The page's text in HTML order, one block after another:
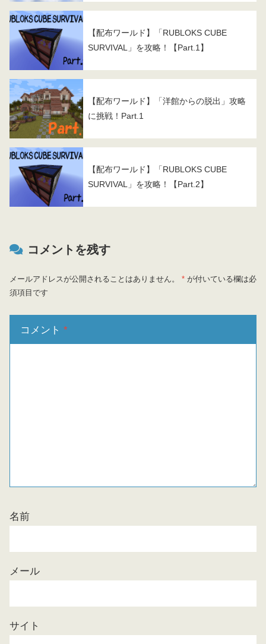
【配布ワールド】「RUBLOKS CUBE
SURVIVAL」を攻略！【Part.1】
【配布ワールド】「洋館からの脱出」攻略
に挑戦！Part.1
【配布ワールド】「RUBLOKS CUBE
SURVIVAL」を攻略！【Part.2】
コメントを残す
メールアドレスが公開されることはありません。 * が付いている欄は必
須項目です
コメント *
名前
メール
サイト